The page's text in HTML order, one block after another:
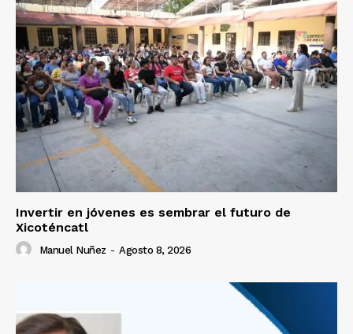
Invertir en jóvenes es sembrar el futuro de
Xicoténcatl
Manuel Nuñez - Agosto 8, 2026